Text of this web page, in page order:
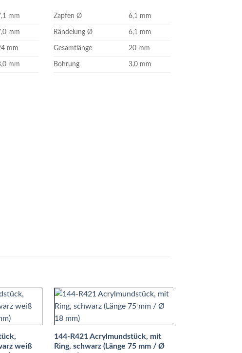
mm
mm
mm
mm
Zapfen Ø 6,1 mm
Rändelung Ø 6,1 mm
Gesamtlänge 20 mm
Bohrung 3,0 mm
weiß
144-R421 Acrylmundstück, mit
Ring, schwarz (Länge 75 mm / Ø